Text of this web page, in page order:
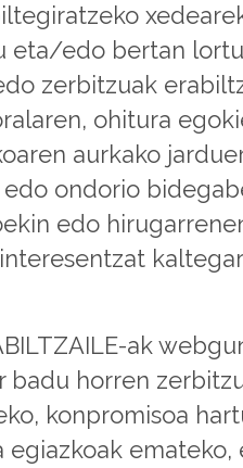
eta/edo bertan
zerbitzuak
ohitura
aurkako
ondorio
edo
ak
badu horren
konpromisoa
egiazkoak emateko,